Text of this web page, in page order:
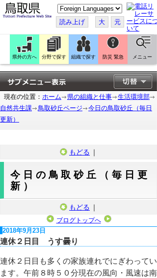
こ
の
ペ
ー
ジ
翻
訳
す
る
読み上げ 大 元
県外の方へ 分野で探す 組織で探す 防災 緊急 メニュー
現在の位置： ホーム 県の組織と仕事
生活環境部
自然共生課
鳥取砂丘ページ
今日の鳥取砂丘（毎日
更新）
もどる ｜
今日の鳥取砂丘（毎日更
新）
もどる ｜
ブログトップへ
2018年9月23日
連休２日目 うす曇り
連休２日目も多くの家族連れでにぎわってい
ます。午前８時５０分現在の風向・風速は南